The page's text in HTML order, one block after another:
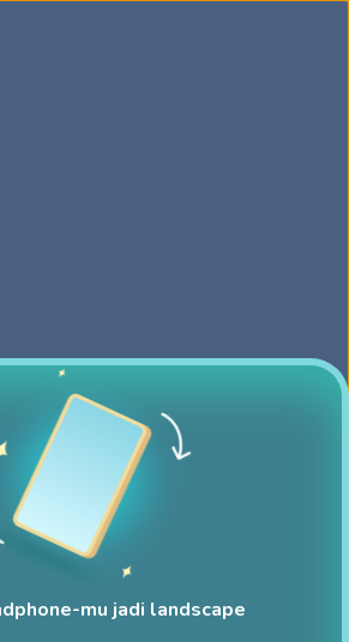
mu jadi landscape